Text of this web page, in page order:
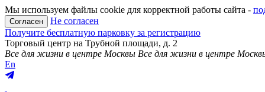
Мы используем файлы cookie для корректной работы сайта -
Согласен
Не согласен
Получите бесплатную парковку за регистрацию
Торговый центр на Трубной площади, д. 2
Все для жизни в центре Москвы Все для жизни в центре
En